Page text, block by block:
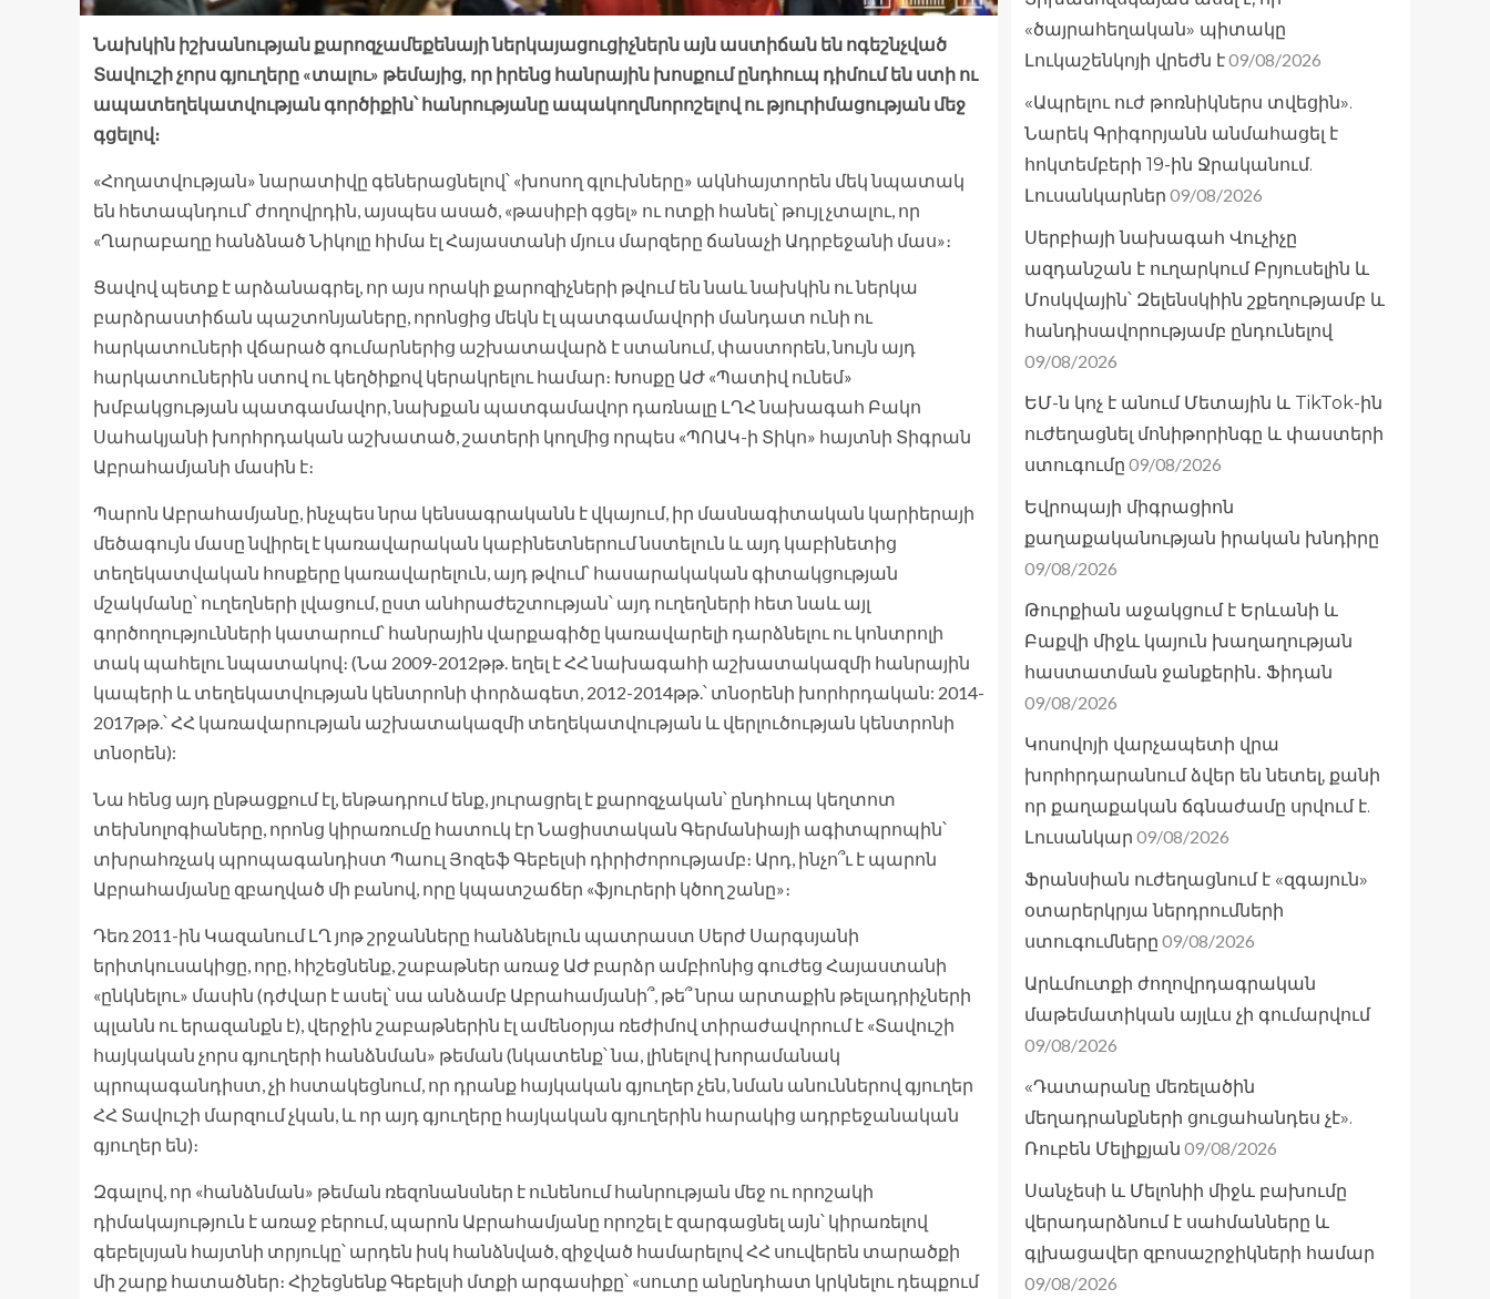
Նախկին իշխանության քարոզչամեքենայի ներկայացուցիչներն այն աստիճան են ոգեշնչված
Տավուշի չորս գյուղերը «տալու» թեմայից, որ իրենց հանրային խոսքում ընդհուպ դիմում են ստի ու
ապատեղեկատվության գործիքին՝ հանրությանը ապակողմնորոշելով ու թյուրիմացության մեջ
գցելով։
«Հողատվության» նարատիվը գեներացնելով՝ «խոսող գլուխները» ակնհայտորեն մեկ նպատակ
են հետապնդում՝ ժողովրդին, այսպես ասած, «թասիբի գցել» ու ոտքի հանել՝ թույլ չտալու, որ
«Ղարաբաղը հանձնած Նիկոլը հիմա էլ Հայաստանի մյուս մարզերը ճանաչի Ադրբեջանի մաս»։
Ցավով պետք է արձանագրել, որ այս որակի քարոզիչների թվում են նաև նախկին ու ներկա
բարձրաստիճան պաշտոնյաները, որոնցից մեկն էլ պատգամավորի մանդատ ունի ու
հարկատուների վճարած գումարներից աշխատավարձ է ստանում, փաստորեն, նույն այդ
հարկատուներին ստով ու կեղծիքով կերակրելու համար։ Խոսքը ԱԺ «Պատիվ ունեմ»
խմբակցության պատգամավոր, նախքան պատգամավոր դառնալը ԼՂՀ նախագահ Բակո
Սահակյանի խորհրդական աշխատած, շատերի կողմից որպես «ՊՈԱԿ-ի Տիկո» հայտնի Տիգրան
Աբրահամյանի մասին է։
Պարոն Աբրահամյանը, ինչպես նրա կենսագրականն է վկայում, իր մասնագիտական կարիերայի
մեծագույն մասը նվիրել է կառավարական կաբինետներում նստելուն և այդ կաբինետից
տեղեկատվական հոսքերը կառավարելուն, այդ թվում՝ հասարակական գիտակցության
մշակմանը՝ ուղեղների լվացում, ըստ անհրաժեշտության՝ այդ ուղեղների հետ նաև այլ
գործողությունների կատարում՝ հանրային վարքագիծը կառավարելի դարձնելու ու կոնտրոլի
տակ պահելու նպատակով։ (Նա 2009-2012թթ. եղել է ՀՀ նախագահի աշխատակազմի հանրային
կապերի և տեղեկատվության կենտրոնի փորձագետ, 2012-2014թթ.՝ տնօրենի խորհրդական: 2014-
2017թթ.՝ ՀՀ կառավարության աշխատակազմի տեղեկատվության և վերլուծության կենտրոնի
տնօրեն):
Նա հենց այդ ընթացքում էլ, ենթադրում ենք, յուրացրել է քարոզչական՝ ընդհուպ կեղտոտ
տեխնոլոգիաները, որոնց կիրառումը հատուկ էր Նացիստական Գերմանիայի ագիտպրոպին՝
տխրահռչակ պրոպագանդիստ Պաուլ Յոզեֆ Գեբելսի դիրիժորությամբ։ Արդ, ինչո՞ւ է պարոն
Աբրահամյանը զբաղված մի բանով, որը կպատշաճեր «ֆյուրերի կծող շանը»։
Դեռ 2011-ին Կազանում ԼՂ յոթ շրջանները հանձնելուն պատրաստ Սերժ Սարգսյանի
երիտկուսակիցը, որը, հիշեցնենք, շաբաթներ առաջ ԱԺ բարձր ամբիոնից գուժեց Հայաստանի
«ընկնելու» մասին (դժվար է ասել՝ սա անձամբ Աբրահամյանի՞, թե՞ նրա արտաքին թելադրիչների
պլանն ու երազանքն է), վերջին շաբաթներին էլ ամենօրյա ռեժիմով տիրաժավորում է «Տավուշի
հայկական չորս գյուղերի հանձնման» թեման (նկատենք՝ նա, լինելով խորամանակ
պրոպագանդիստ, չի հստակեցնում, որ դրանք հայկական գյուղեր չեն, նման անուններով գյուղեր
ՀՀ Տավուշի մարզում չկան, և որ այդ գյուղերը հայկական գյուղերին հարակից ադրբեջանական
գյուղեր են)։
Զգալով, որ «հանձնման» թեման ռեզոնանսներ է ունենում հանրության մեջ ու որոշակի
դիմակայություն է առաջ բերում, պարոն Աբրահամյանը որոշել է զարգացնել այն՝ կիրառելով
գեբելսյան հայտնի տրյուկը՝ արդեն իսկ հանձնված, զիջված համարելով ՀՀ սուվերեն տարածքի
մի շարք հատածներ։ Հիշեցնենք Գեբելսի մտքի արգասիքը՝ «սուտը անընդհատ կրկնելու դեպքում
«ծայրահեղական» պիտակը
Լուկաշենկոյի վրեժն է09/08/2026
«Ապրելու ուժ թոռնիկներս տվեցին».
Նարեկ Գրիգորյանն անմահացել է
հոկտեմբերի 19-ին Ջրականում.
Լուսանկարներ 09/08/2026
Սերբիայի նախագահ Վուչիչը
ազդանշան է ուղարկում Բրյուսելին և
Մոսկվային՝ Զելենսկիին շքեղությամբ և
հանդիսավորությամբ ընդունելով
09/08/2026
ԵՄ-ն կոչ է անում Մետային և TikTok-ին
ուժեղացնել մոնիթորինգը և փաստերի
ստուգումը 09/08/2026
Եվրոպայի միգրացիոն
քաղաքականության իրական խնդիրը
09/08/2026
Թուրքիան աջակցում է Երևանի և
Բաքվի միջև կայուն խաղաղության
հաստատման ջանքերին․ Ֆիդան
09/08/2026
Կոսովոյի վարչապետի վրա
խորհրդարանում ձվեր են նետել, քանի
որ քաղաքական ճգնաժամը սրվում է.
Լուսանկար 09/08/2026
Ֆրանսիան ուժեղացնում է «զգայուն»
օտարերկրյա ներդրումների
ստուգումները 09/08/2026
Արևմուտքի ժողովրդագրական
մաթեմատիկան այլևս չի գումարվում
09/08/2026
«Դատարանը մեռելածին
մեղադրանքների ցուցահանդես չէ».
Ռուբեն Մելիքյան 09/08/2026
Սանչեսի և Մելոնիի միջև բախումը
վերադարձնում է սահմանները և
գլխացավեր զբոսաշրջիկների համար
09/08/2026